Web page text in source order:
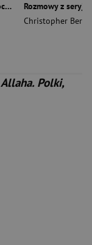
Gorzkie pigułki. Mroczna prawda o tańszych zamiennikach leków
Christopher
Allaha. Polki,